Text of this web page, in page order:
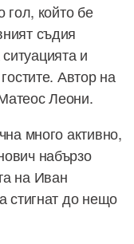
гол, който бе
съдия
и
Автор на
Леони.
много активно,
набързо
на Иван
стигнат до нещо